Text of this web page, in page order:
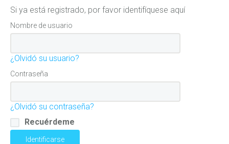
Si ya está registrado, por favor identifíquese aquí
Nombre de usuario
¿Olvidó su usuario?
Contraseña
¿Olvidó su contraseña?
Recuérdeme
Identificarse